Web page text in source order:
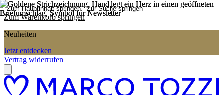
Zum Hauptinhalt springen Zur Suche springen
Zum Warenkorb springen
Neuheiten
Jetzt entdecken
Vertrag widerrufen